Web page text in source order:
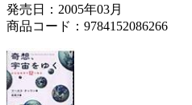
発売日：2005年03月
商品コード：9784152086266